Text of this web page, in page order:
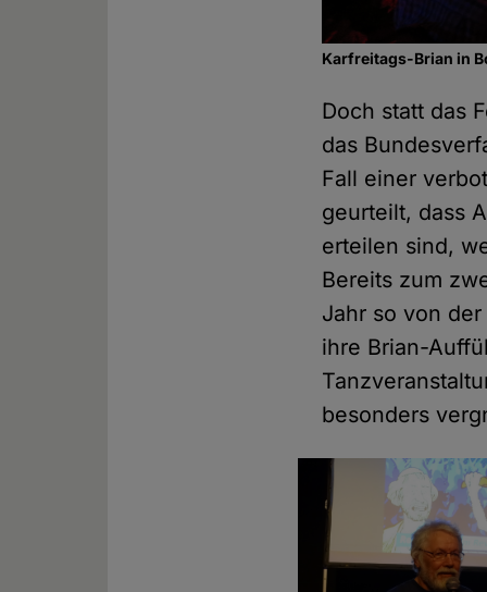
Karfreitags-Brian in
Doch statt das
das
Fall einer
geurteilt, dass
erteilen sind,
Bereits zum
Jahr so von
ihre Brian-
besonders